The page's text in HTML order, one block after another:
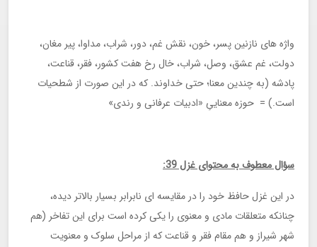
واژه های نازنین پسر، خون، نقش غم، دور، شراب، مداوا، پیر مغان،
دولت، غم عشق، وصل، شراب، خال رخ هفت کشور، فقر، قناعت،
پادشه (به چندین معنا؛ حتی خداوند. که در این صورت از شطحیات
است.) = حوزه معناییِ «ادبیات عرفانی و رندی»
سؤال معطوف به محتوای غزل 39:
در این غزل حافظ خود را در مقایسه ای نابرابر بسیار بالاتر دیده،
چنانکه متعلقات مادی و معنوی را یکی کرده است برای این تفاخر (هم
شهر شیراز و هم مقام فقر و قناعت که از مراحل سلوک و معنویت